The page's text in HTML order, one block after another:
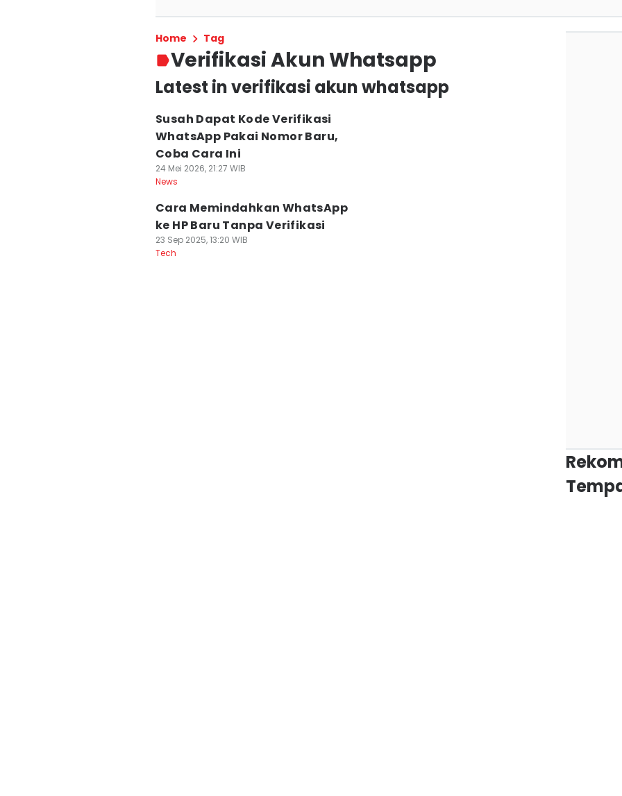
Home Tag
Verifikasi Akun Whatsapp
Latest in verifikasi akun whatsapp
Susah Dapat Kode Verifikasi
WhatsApp Pakai Nomor Baru,
Coba Cara Ini
24 Mei 2026, 21:27 WIB
News
Cara Memindahkan WhatsApp
ke HP Baru Tanpa Verifikasi
23 Sep 2025, 13:20 WIB
Tech